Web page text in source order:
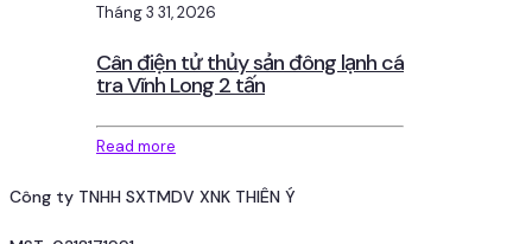
Tháng 3 31, 2026
Cân điện tử thủy sản đông lạnh cá
tra Vĩnh Long 2 tấn
Read more
Công ty TNHH SXTMDV XNK THIÊN Ý